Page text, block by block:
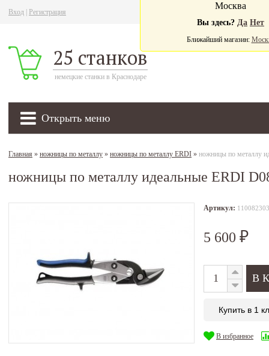
Вход Регистрация
25 станков
немецкие станки в Краснодаре
Открыть меню
Москва
Вы здесь? Да Нет
Ближайший магазин:
Главная » ножницы по металлу » ножницы по металлу ERDI » ножницы по металлу
ножницы по металлу идеальные ERDI
Артикул: 110082303
5 600 ₽
Купить в 1
В избранное